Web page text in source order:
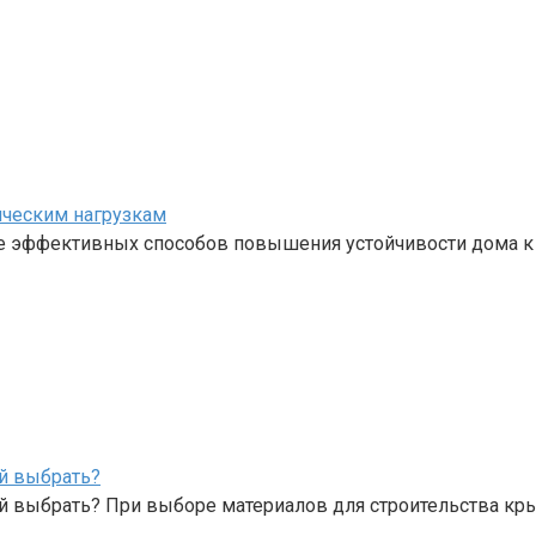
нагрузкам
способов повышения устойчивости дома
выбрать?
При выборе материалов для строительства